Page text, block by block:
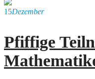
15Dezember
Pfiffige